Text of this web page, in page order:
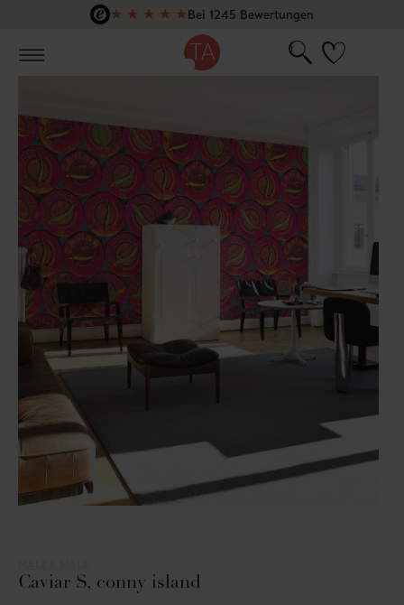
Zum Hauptinhalt springen
★ ★ ★ ★ ★Bei 1245 Bewertungen
Caviar S, conny island